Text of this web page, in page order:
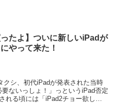
ったよ】ついに新しいiPadが
やって来た！
クシ、初代iPadが発表された当時
ないっしょ！」っというiPad否定
れる頃には「iPad2チョー欲しい